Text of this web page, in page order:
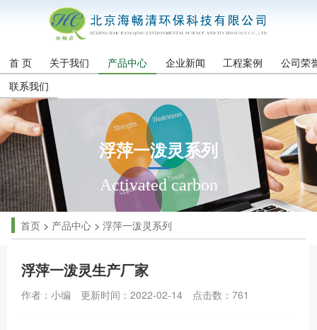
首 页 关于我们 产品中心 企业新闻 工程案例
公司荣
联系我们
浮萍一泼灵系列
Activated carbon
首页> 产品中心> 浮萍一泼灵系列
浮萍一泼灵生产厂家
作者：小编 更新时间：2022-02-14 点击数： 761